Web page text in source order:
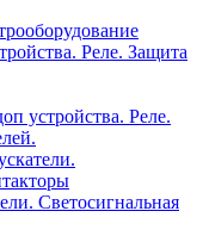
Реле. Защита
устройства. Реле.
Светосигнальная